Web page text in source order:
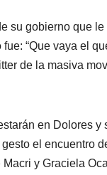
su gobierno que
“Que vaya el
de la masiva
en Dolores y
el encuentro
y Graciela